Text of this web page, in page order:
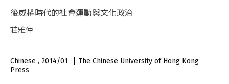
後威權時代的社會運動與文化政治
莊雅仲
Chinese , 2014/01
The Chinese University of Hong Kong
Press